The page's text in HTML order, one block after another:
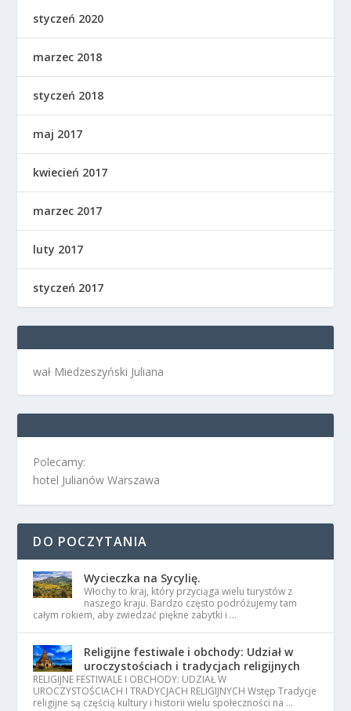
styczeń 2020
marzec 2018
styczeń 2018
maj 2017
kwiecień 2017
marzec 2017
luty 2017
styczeń 2017
wał Miedzeszyński Juliana
Polecamy:
hotel Julianów Warszawa
DO POCZYTANIA
Wycieczka na Sycylię.
Włochy to kraj, który przyciąga wielu turystów z
naszego kraju. Bardzo często podróżujemy tam
całym rokiem, aby zwiedzać piękne zabytki i …
Religijne festiwale i obchody: Udział w
uroczystościach i tradycjach religijnych
RELIGIJNE FESTIWALE I OBCHODY: UDZIAŁ W
UROCZYSTOŚCIACH I TRADYCJACH RELIGIJNYCH Wstęp Tradycje
religijne są częścią kultury i historii wielu społeczności na …